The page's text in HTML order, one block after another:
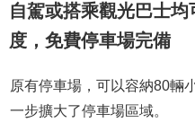
自駕或搭乘觀光巴士
度，免費停車場完備
原有停車場，可以容納80輛
一步擴大了停車場區域。